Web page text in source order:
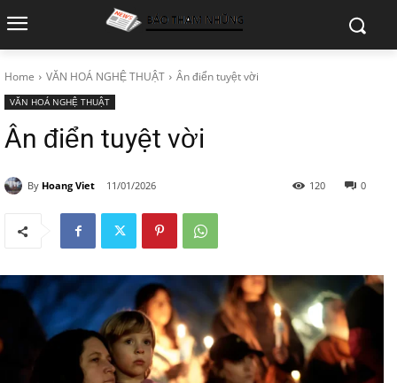
Home VĂN HOÁ NGHỆ THUẬT Ân điển tuyệt vời
VĂN HOÁ NGHỆ THUẬT
Ân điển tuyệt vời
By Hoang Viet 11/01/2026 0
120